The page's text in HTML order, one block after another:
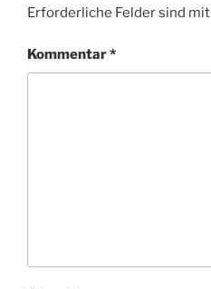
Erforderliche Felder sind mit
Kommentar*